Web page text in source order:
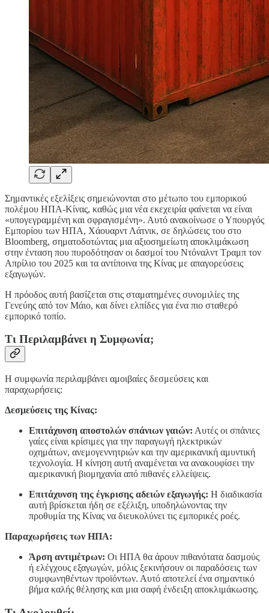
Σημαντικές εξελίξεις σημειώνονται στο μέτωπο του εμπορικού
πολέμου ΗΠΑ-Κίνας, καθώς μια νέα εκεχειρία φαίνεται να είναι
«υπογεγραμμένη και σφραγισμένη». Αυτό ανακοίνωσε ο Υπουργός
Εμπορίου των ΗΠΑ, Χάουαρντ Λάτνικ, σε δηλώσεις του στο
Bloomberg, σηματοδοτώντας μια αξιοσημείωτη αποκλιμάκωση
στην ένταση που πυροδότησαν οι δασμοί του Ντόναλντ Τραμπ τον
Απρίλιο του 2025 και τα αντίποινα της Κίνας με απαγορεύσεις
εξαγωγών.
Η πρόοδος αυτή βασίζεται στις σταματημένες συνομιλίες της
Γενεύης από τον Μάιο, και δίνει ελπίδες για ένα πιο σταθερό
εμπορικό τοπίο.
Τι Περιλαμβάνει η Συμφωνία;
Η συμφωνία περιλαμβάνει αμοιβαίες δεσμεύσεις και
παραχωρήσεις:
Δεσμεύσεις της Κίνας:
Επιτάχυνση αποστολών σπάνιων γαιών: Αυτές οι σπάνιες
γαίες είναι κρίσιμες για την παραγωγή ηλεκτρικών
οχημάτων, ανεμογεννητριών και την αμερικανική αμυντική
τεχνολογία. Η κίνηση αυτή αναμένεται να ανακουφίσει την
αμερικανική βιομηχανία από πιθανές ελλείψεις.
Επιτάχυνση της έγκρισης αδειών εξαγωγής: Η διαδικασία
αυτή βρίσκεται ήδη σε εξέλιξη, υποδηλώνοντας την
προθυμία της Κίνας να διευκολύνει τις εμπορικές ροές.
Παραχωρήσεις των ΗΠΑ:
Άρση αντιμέτρων: Οι ΗΠΑ θα άρουν πιθανότατα δασμούς
ή ελέγχους εξαγωγών, μόλις ξεκινήσουν οι παραδόσεις των
συμφωνηθέντων προϊόντων. Αυτό αποτελεί ένα σημαντικό
βήμα καλής θέλησης και μια σαφή ένδειξη αποκλιμάκωσης.